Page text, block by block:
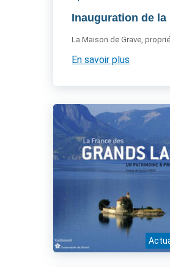
Inauguration de la
La Maison de Grave,
En savoir plus